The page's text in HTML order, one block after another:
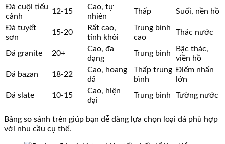
Đá cuội tiểu
cảnh
12-15
Cao, tự
nhiên
Thấp Suối, nền hồ
Đá tuyết
sơn
15-20
Rất cao,
tinh khôi
Trung bình
cao
Thác nước
Đá granite 20+
Cao, đa
dạng
Trung bình
Bậc thác,
viền hồ
Đá bazan
18-22
Cao, hoang
dã
Thấp trung
bình
Điểm nhấn
lớn
Đá slate
10-15
Cao, hiện
đại
Trung bình Tường nước
Bảng so sánh trên giúp bạn dễ dàng lựa chọn loại đá phù hợp
với nhu cầu cụ thể.